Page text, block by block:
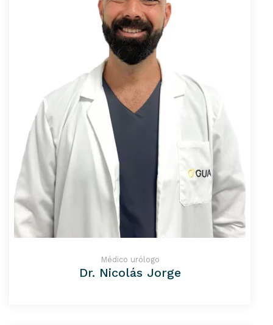
Médico urólogo
Dr. Nicolás Jorge